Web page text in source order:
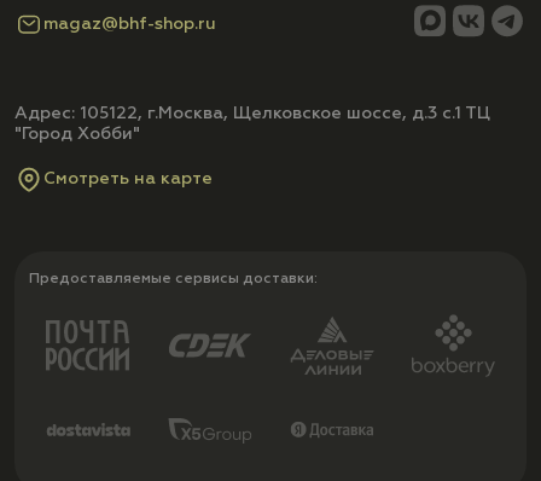
magaz@bhf-shop.ru
Адрес: 105122, г.Москва, Щелковское шоссе, д.3 с.1 ТЦ
"Город Хобби"
Смотреть на карте
Предоставляемые сервисы доставки: